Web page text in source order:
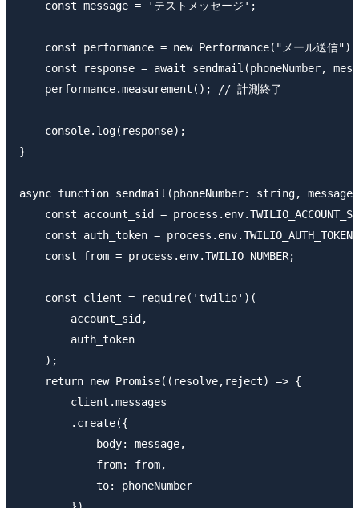
    const message = 'テストメッセージ';
const performance = new Performance("メール送信");
const response = await sendmail(phoneNumber,
    performance.measurement(); // 計測終了
    console.log(response);
}
async function sendmail(phoneNumber: string,
const account_sid =
    const auth_token = process.env.TWILIO_AUTH_TOKEN;
    const from = process.env.TWILIO_NUMBER;
    const client = require('twilio')(
        account_sid,
        auth_token
    );
    return new Promise((resolve,reject) => {
        client.messages
        .create({
            body: message,
            from: from,
            to: phoneNumber